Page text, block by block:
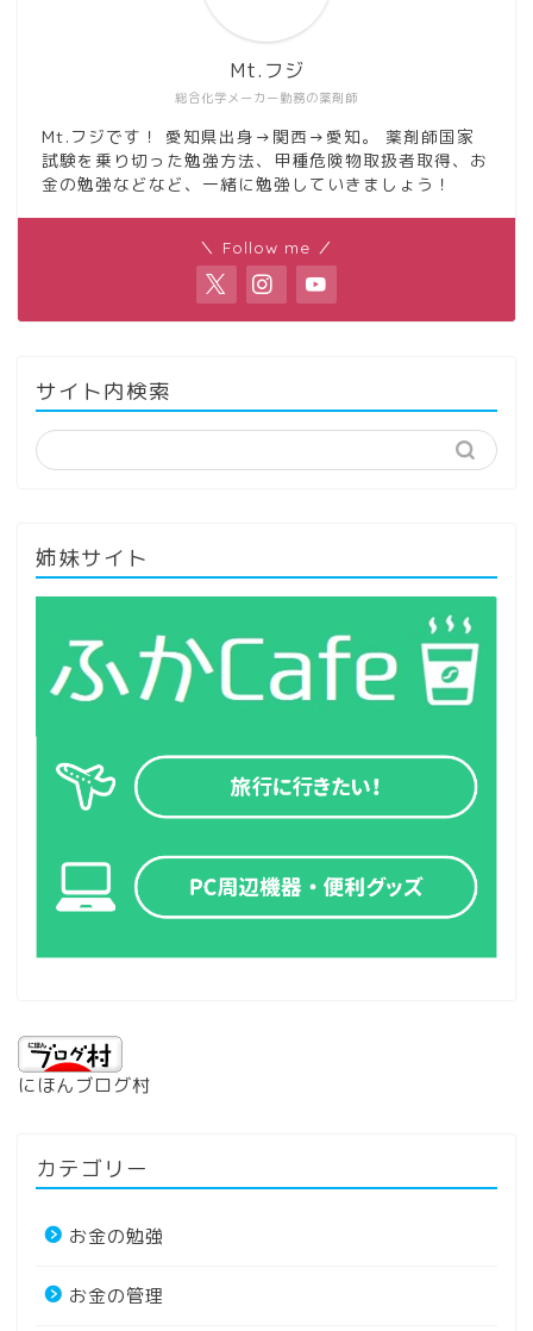
総合化学メーカー勤務の薬剤師
Mt.フジ
Mt.フジです！ 愛知県出身→関西→愛知。 薬剤師国家
試験を乗り切った勉強方法、甲種危険物取扱者取得、お
金の勉強などなど、一緒に勉強していきましょう！
＼ Follow me ／
サイト内検索
姉妹サイト
にほんブログ村
カテゴリー
お金の勉強
お金の管理